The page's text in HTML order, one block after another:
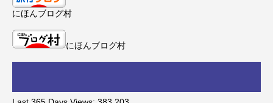
にほんブログ村
にほんブログ村